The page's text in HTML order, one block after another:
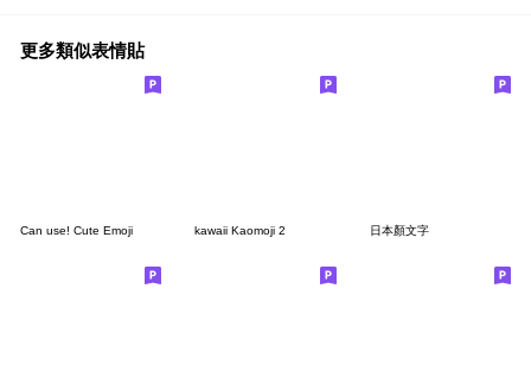
更多類似表情貼
Can use! Cute Emoji kawaii Kaomoji 2 日本顏文字